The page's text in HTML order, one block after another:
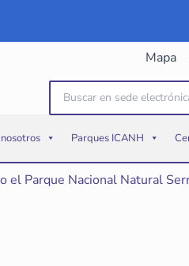
Mapa
por:
Parques ICANH
el Parque Nacional Natural